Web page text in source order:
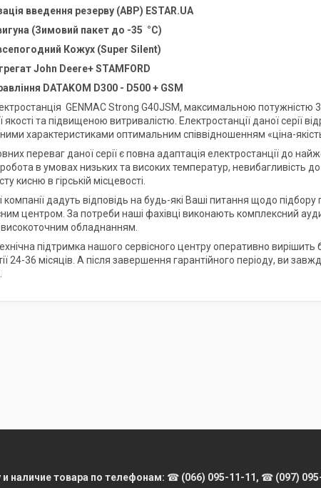
введення резерву (АВР) ESTAR.UA
(Зимовий пакет до -35 °C)
Кожух (Super Silent)
John Deere+STAMFORD
DATAKOM D300 - D500 + GSM
GENMAC Strong G40JSM, максимальною потужністю
якості та підвищеною витривалістю. Електростанції даної серії
характеристиками оптимальним співвідношенням «ціна-
переваг даної серії є повна адаптація електростанції до
в умовах низьких та високих температур, невибагливість
кисню в гірській місцевості.
компанії дадуть відповідь на будь-які Ваші питання щодо
центром. За потреби наші фахівці виконають комплексний
обладнанням.
підтримка нашого сервісного центру оперативно вирішить
24-36 місяців. А після завершення гарантійного періоду, ви
наличие товара по телефонам: ☎ (066) 095-11-11, ☎ (097)